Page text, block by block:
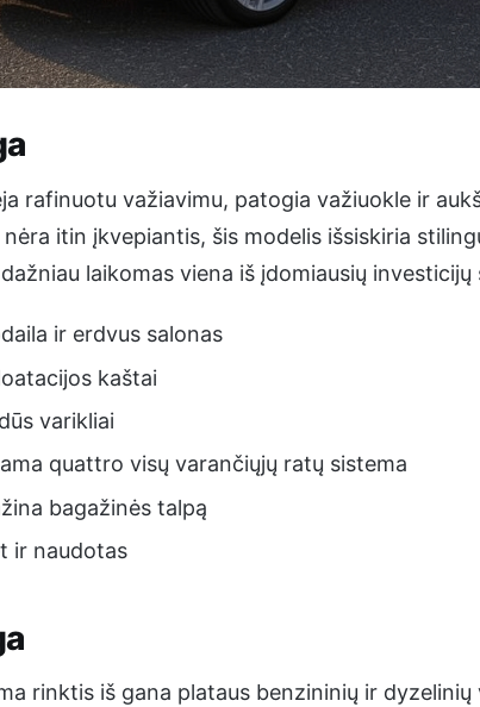
rafinuotu važiavimu, patogia važiuokle ir
itin įkvepiantis, šis modelis išsiskiria
laikomas viena iš įdomiausių investicijų
ir erdvus salonas
kaštai
varikliai
quattro visų varančiųjų ratų sistema
bagažinės talpą
ir naudotas
rinktis iš gana plataus benzininių ir